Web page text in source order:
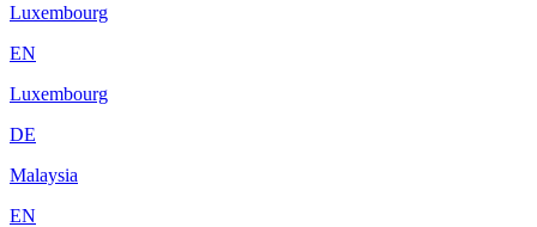
Luxembourg
EN
Luxembourg
DE
Malaysia
EN